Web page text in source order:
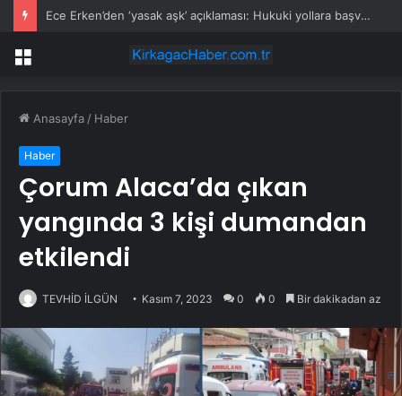
Ece Erken’den ‘yasak aşk’ açıklaması: Hukuki yollara başvuruyor
Menü
Anasayfa / Haber
Haber
Çorum Alaca’da çıkan
yangında 3 kişi dumandan
etkilendi
TEVHİD İLGÜN Kasım 7, 2023 0 0 Bir dakikadan az